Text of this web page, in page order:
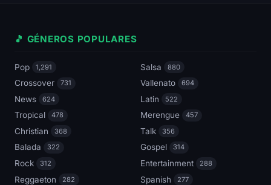
🎵 GÉNEROS POPULARES
Pop 1,291 Salsa 880
Crossover 731 Vallenato 694
News 624 Latin 522
Tropical 478 Merengue 457
Christian 368 Talk 356
Balada 322 Gospel 314
Rock 312 Entertainment 288
Reggaeton 282 Spanish 277